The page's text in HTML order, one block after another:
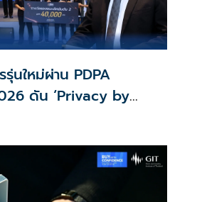
นใหม่ผ่าน PDPA
ดัน ‘Privacy by